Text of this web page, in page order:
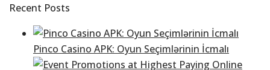
Recent Posts
Pinco Casino APK: Oyun Seçimlərinin İcmalı